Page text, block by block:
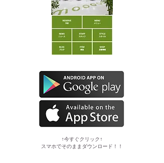
​↑今すぐクリック↑
スマホでそのままダウンロード！！